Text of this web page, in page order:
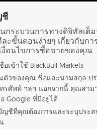
ชี
กระบวนการทางดิจิทัลเต็
ะขั้นตอนง่ายๆ เกี่ยวกับกา
งื่อนไขการซื้อขายของคุณ
เข้าใช้ BlackBull Markets
วของคุณ ชื่อและนามสกุล ปร
รศัพท์ ฯลฯ นอกจากนี้ คุณสา
Google ที่มีอยู่ได้
ญชีที่คุณต้องการและระบุประ